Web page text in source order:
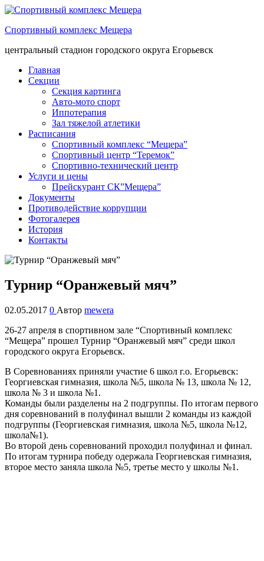
Спортивный комплекс Мещера
центральный стадион городского округа Егорьевск
Главная
Секции
Секция картинга
Авто-мото спорт
Иппотерапия
Зал тяжелой атлетики
Расписания
Спортивный комплекс “Мещера”
Спортивный центр “Теремок”
Спортивно-технический центр
Услуги и цены
Прейскурант СК”Мещера”
Документы
Противодействие коррупции
Фотогалерея
История
Контакты
Турнир “Оранжевый мяч”
02.05.2017 0 Автор mewera
26-27 апреля в спортивном зале “Спортивный комплекс
“Мещера” прошел Турнир “Оранжевый мяч” среди школ
городского округа Егорьевск.
В Соревнованиях приняли участие 6 школ г.о. Егорьевск:
Георгиевская гимназия, школа №5, школа № 13, школа № 12,
школа № 3 и школа №1.
Команды были разделены на 2 подгруппы. По итогам первого
дня соревнований в полуфинал вышли 2 команды из каждой
подгруппы (Георгиевская гимназия, школа №5, школа №12,
школа№1).
Во второй день соревнований проходил полуфинал и финал.
По итогам турнира победу одержала Георгиевская гимназия,
второе место заняла школа №5, третье место у школы №1.